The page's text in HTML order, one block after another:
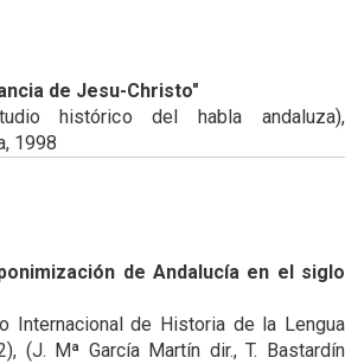
de Jesu-Christo"
histórico del habla andaluza),
1998
de Andalucía en el siglo
Internacional de Historia de la Lengua
(J. Mª García Martín dir., T. Bastardín